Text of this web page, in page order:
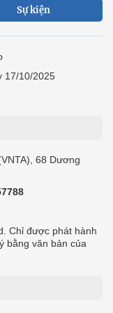
Sự kiện
17/10/2025
68 Dương
Chỉ được phát hành
bằng văn bản của